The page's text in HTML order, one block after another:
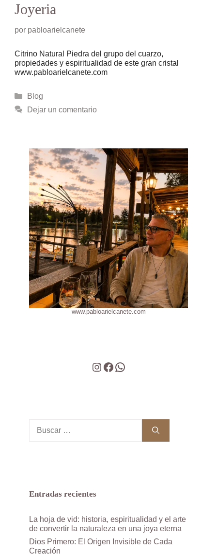
Joyeria
por pabloarielcanete
Citrino Natural Piedra del grupo del cuarzo,
propiedades y espiritualidad de este gran cristal
www.pabloarielcanete.com
Categorías
Blog
Dejar un comentario
www.pabloarielcanete.com
Instagram
Facebook
WhatsApp
Entradas recientes
La hoja de vid: historia, espiritualidad y el arte
de convertir la naturaleza en una joya eterna
Dios Primero: El Origen Invisible de Cada
Creación